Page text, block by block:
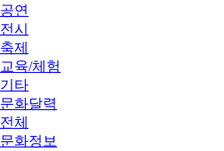
공연
전시
축제
교육/체험
기타
문화달력
전체
문화정보